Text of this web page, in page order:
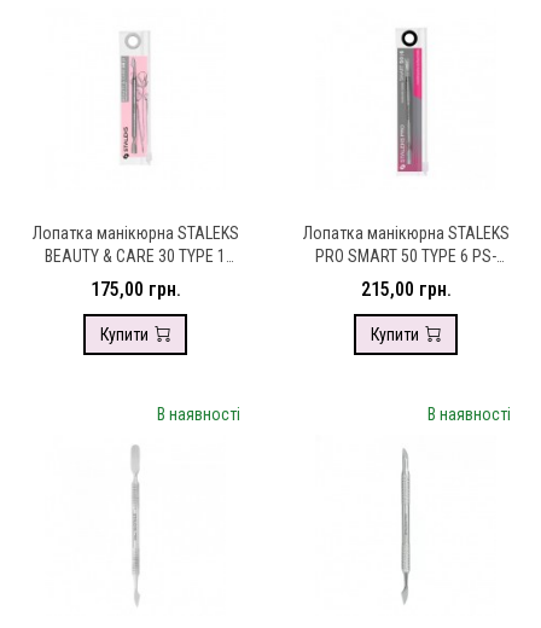
Лопатка манікюрна STALEKS
BEAUTY & CARE 30 TYPE 1
PBC-30/1
175,00 грн.
Купити
Лопатка манікюрна STALEKS
PRO SMART 50 TYPE 6 PS-
50/6
215,00 грн.
Купити
В наявності В наявності